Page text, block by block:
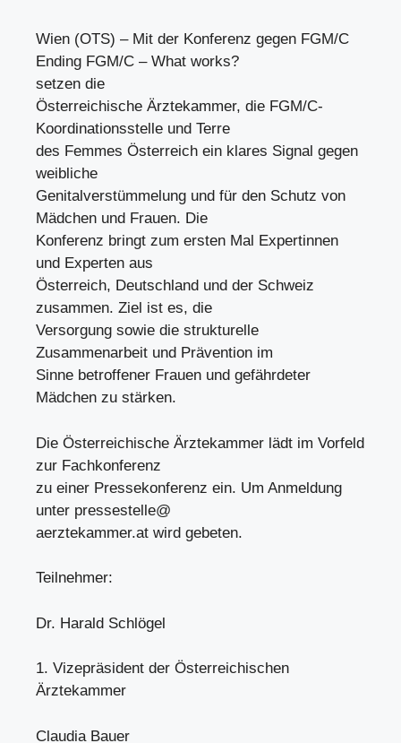
Wien (OTS) – Mit der Konferenz gegen FGM/C
Ending FGM/C – What works?
setzen die
Österreichische Ärztekammer, die FGM/C-
Koordinationsstelle und Terre
des Femmes Österreich ein klares Signal gegen
weibliche
Genitalverstümmelung und für den Schutz von
Mädchen und Frauen. Die
Konferenz bringt zum ersten Mal Expertinnen
und Experten aus
Österreich, Deutschland und der Schweiz
zusammen. Ziel ist es, die
Versorgung sowie die strukturelle
Zusammenarbeit und Prävention im
Sinne betroffener Frauen und gefährdeter
Mädchen zu stärken.
Die Österreichische Ärztekammer lädt im Vorfeld
zur Fachkonferenz
zu einer Pressekonferenz ein. Um Anmeldung
unter pressestelle@
aerztekammer.at wird gebeten.
Teilnehmer:
Dr. Harald Schlögel
1. Vizepräsident der Österreichischen
Ärztekammer
Claudia Bauer